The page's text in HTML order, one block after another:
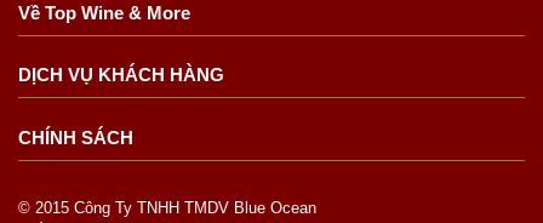
Về Top Wine & More
DỊCH VỤ KHÁCH HÀNG
CHÍNH SÁCH
© 2015 Công Ty TNHH TMDV Blue Ocean